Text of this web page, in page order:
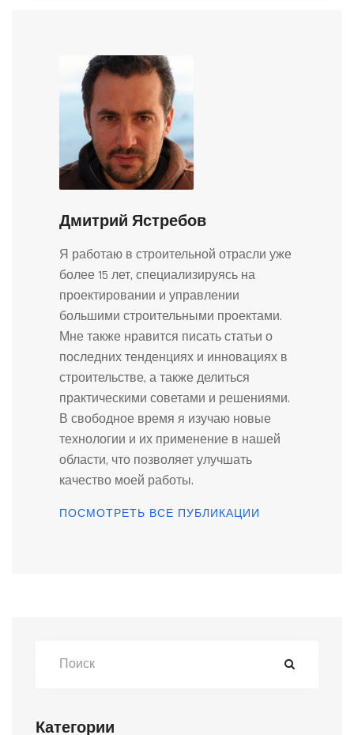
Дмитрий Ястребов
Я работаю в строительной отрасли уже
более 15 лет, специализируясь на
проектировании и управлении
большими строительными проектами.
Мне также нравится писать статьи о
последних тенденциях и инновациях в
строительстве, а также делиться
практическими советами и решениями.
В свободное время я изучаю новые
технологии и их применение в нашей
области, что позволяет улучшать
качество моей работы.
ПОСМОТРЕТЬ ВСЕ ПУБЛИКАЦИИ
Категории